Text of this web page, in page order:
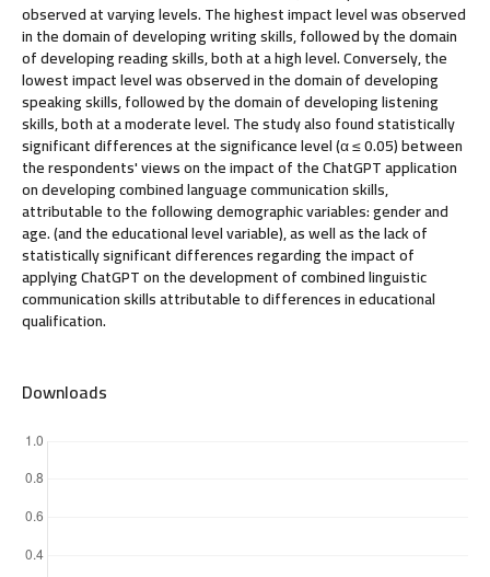
observed at varying levels. The highest impact level was observed
in the domain of developing writing skills, followed by the domain
of developing reading skills, both at a high level. Conversely, the
lowest impact level was observed in the domain of developing
speaking skills, followed by the domain of developing listening
skills, both at a moderate level. The study also found statistically
significant differences at the significance level (α ≤ 0.05) between
the respondents' views on the impact of the ChatGPT application
on developing combined language communication skills,
attributable to the following demographic variables: gender and
age. (and the educational level variable), as well as the lack of
statistically significant differences regarding the impact of
applying ChatGPT on the development of combined linguistic
communication skills attributable to differences in educational
qualification.
Downloads